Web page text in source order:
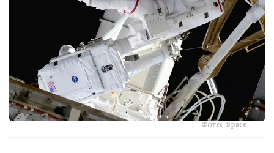
Фото: Space